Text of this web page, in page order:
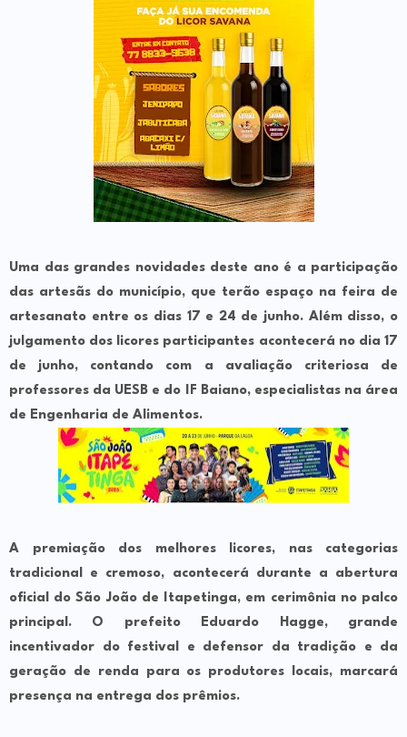
Uma das grandes novidades deste ano é a participação
das artesãs do município, que terão espaço na feira de
artesanato entre os dias 17 e 24 de junho. Além disso, o
julgamento dos licores participantes acontecerá no dia 17
de junho, contando com a avaliação criteriosa de
professores da UESB e do IF Baiano, especialistas na área
de Engenharia de Alimentos.
A premiação dos melhores licores, nas categorias
tradicional e cremoso, acontecerá durante a abertura
oficial do São João de Itapetinga, em cerimônia no palco
principal. O prefeito Eduardo Hagge, grande
incentivador do festival e defensor da tradição e da
geração de renda para os produtores locais, marcará
presença na entrega dos prêmios.